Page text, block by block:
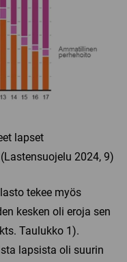
lapset
2024, 9)
tekee myös
kesken oli eroja sen
Taulukko 1).
lapsista oli suurin